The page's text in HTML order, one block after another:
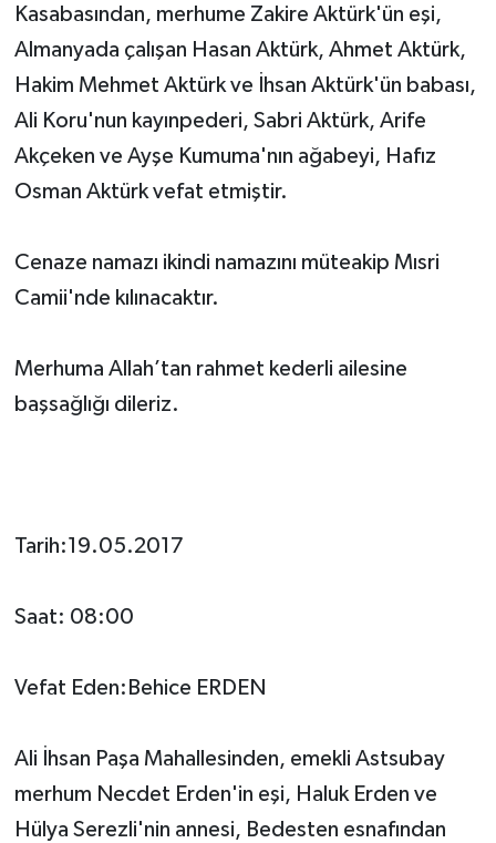
Kasabasından, merhume Zakire Aktürk'ün eşi,
Almanyada çalışan Hasan Aktürk, Ahmet Aktürk,
Hakim Mehmet Aktürk ve İhsan Aktürk'ün babası,
Ali Koru'nun kayınpederi, Sabri Aktürk, Arife
Akçeken ve Ayşe Kumuma'nın ağabeyi, Hafız
Osman Aktürk vefat etmiştir.
Cenaze namazı ikindi namazını müteakip Mısri
Camii'nde kılınacaktır.
Merhuma Allah’tan rahmet kederli ailesine
başsağlığı dileriz.
Tarih:19.05.2017
Saat: 08:00
Vefat Eden:Behice ERDEN
Ali İhsan Paşa Mahallesinden, emekli Astsubay
merhum Necdet Erden'in eşi, Haluk Erden ve
Hülya Serezli'nin annesi, Bedesten esnafından